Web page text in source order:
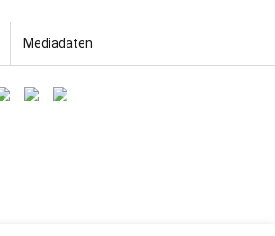
Mediadaten